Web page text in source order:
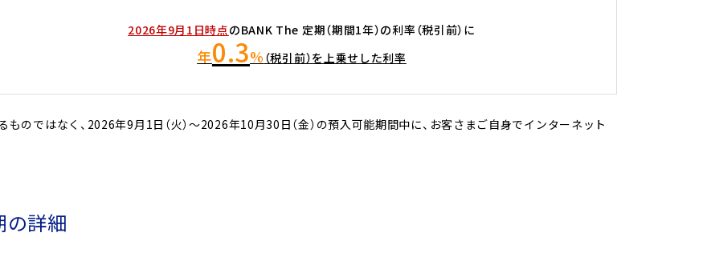
2026年9月1日時点のBANK The 定期（期間1年）の利率（税引前）に
年0.3% （税引前）を上乗せした利率
のではなく、2026年9月1日（火）～2026年10月30日（金）の預入可能期間中に、お客さまご自身でインターネット
詳細